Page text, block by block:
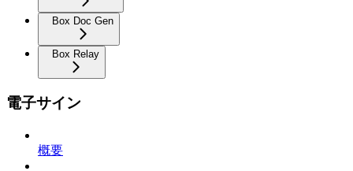
Box Doc Gen
Box Relay
電子サイン
概要